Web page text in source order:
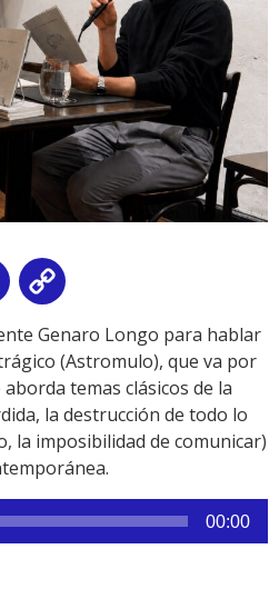
Email
Link
Genaro Longo para hablar
(Astromulo), que va por
temas clásicos de la
la destrucción de todo lo
la imposibilidad de comunicar)
00:00